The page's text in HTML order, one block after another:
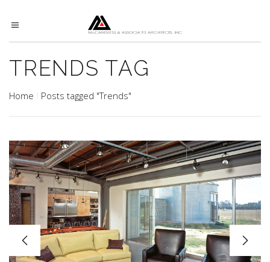
TRENDS TAG
Home Posts tagged "Trends"